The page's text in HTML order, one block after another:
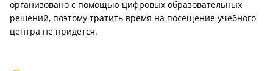
организовано с помощью цифровых образовательных
решений, поэтому тратить время на посещение учебного
центра не придется.